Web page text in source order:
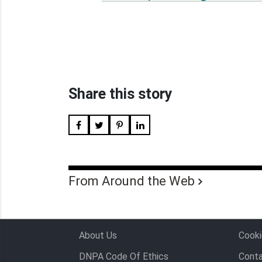
Share this story
From Around the Web
About Us
DNPA Code Of Ethics